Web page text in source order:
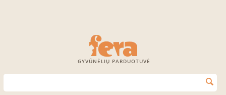
GYVŪNĖLIŲ PARDUOTUVĖ